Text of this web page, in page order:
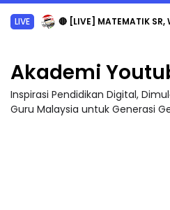
LIVE 🔴 [LIVE] MATEMATIK SR, WANG TAHUN 6 OLEH CIKGU ANITA
Akademi
Inspirasi Pendidikan Digital,
Guru Malaysia untuk Generasi